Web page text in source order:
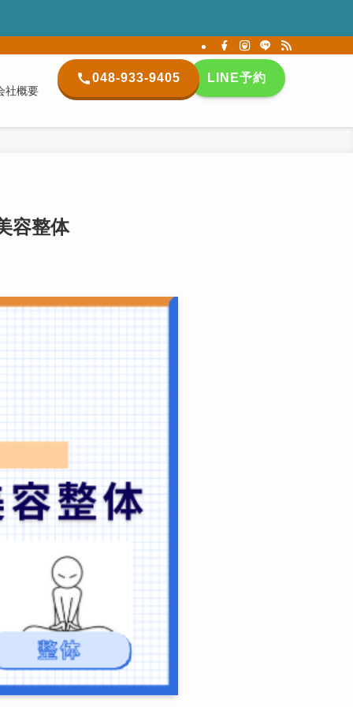
社概要
048-933-9405 LINE予約
容整体